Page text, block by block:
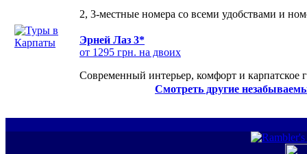
2, 3-местные номера со всеми удобствами и
Эрней Лаз 3*
от 1295 грн. на двоих
Современный интерьер, комфорт и карпатское
Смотреть другие